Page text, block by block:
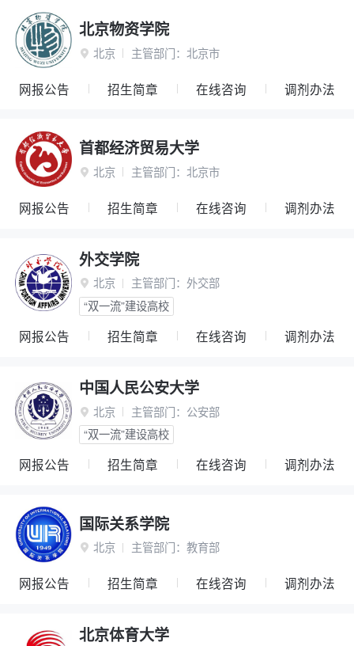
北京物资学院
 北京 主管部门： 北京市
网报公告 招生简章 在线咨询 调剂办法
首都经济贸易大学
 北京 主管部门： 北京市
网报公告 招生简章 在线咨询 调剂办法
外交学院
 北京 主管部门： 外交部
“双一流”建设高校
网报公告 招生简章 在线咨询 调剂办法
中国人民公安大学
 北京 主管部门： 公安部
“双一流”建设高校
网报公告 招生简章 在线咨询 调剂办法
国际关系学院
 北京 主管部门： 教育部
网报公告 招生简章 在线咨询 调剂办法
北京体育大学